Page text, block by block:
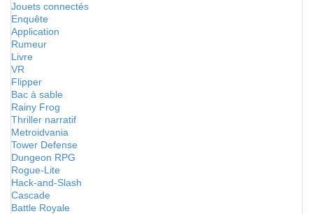
Jouets connectés
Enquête
Application
Rumeur
Livre
VR
Flipper
Bac à sable
Rainy Frog
Thriller narratif
Metroidvania
Tower Defense
Dungeon RPG
Rogue-Lite
Hack-and-Slash
Cascade
Battle Royale